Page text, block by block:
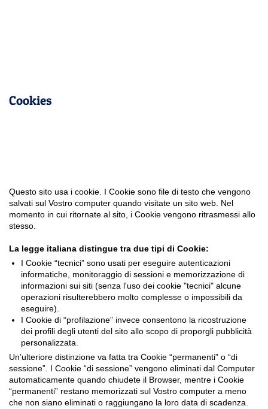
Cookies
Questo sito usa i cookie. I Cookie sono file di testo che vengono
salvati sul Vostro computer quando visitate un sito web. Nel
momento in cui ritornate al sito, i Cookie vengono ritrasmessi allo
stesso.
La legge italiana distingue tra due tipi di Cookie:
I Cookie “tecnici” sono usati per eseguire autenticazioni
informatiche, monitoraggio di sessioni e memorizzazione di
informazioni sui siti (senza l'uso dei cookie "tecnici" alcune
operazioni risulterebbero molto complesse o impossibili da
eseguire).
I Cookie di “profilazione” invece consentono la ricostruzione
dei profili degli utenti del sito allo scopo di proporgli pubblicità
personalizzata.
Un’ulteriore distinzione va fatta tra Cookie “permanenti” o “di
sessione”. I Cookie “di sessione” vengono eliminati dal Computer
automaticamente quando chiudete il Browser, mentre i Cookie
“permanenti” restano memorizzati sul Vostro computer a meno
che non siano eliminati o raggiungano la loro data di scadenza.